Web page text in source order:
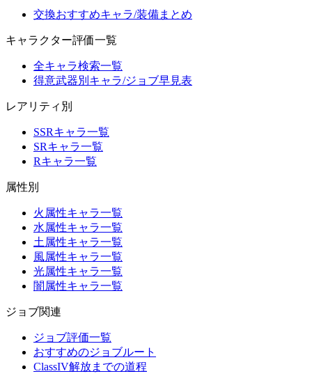
交換おすすめキャラ/装備まとめ
キャラクター評価一覧
全キャラ検索一覧
得意武器別キャラ/ジョブ早見表
レアリティ別
SSRキャラ一覧
SRキャラ一覧
Rキャラ一覧
属性別
火属性キャラ一覧
水属性キャラ一覧
土属性キャラ一覧
風属性キャラ一覧
光属性キャラ一覧
闇属性キャラ一覧
ジョブ関連
ジョブ評価一覧
おすすめのジョブルート
ClassIV解放までの道程